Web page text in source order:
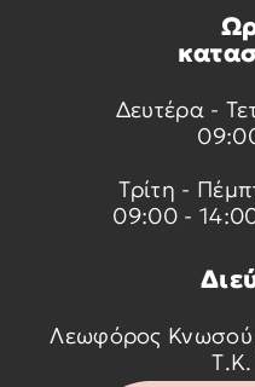
Δευτέρα -
Τρίτη -
09:00 -
Λεωφόρος Κνωσού